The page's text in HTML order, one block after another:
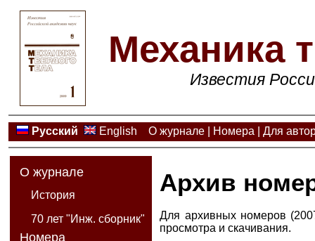
Механика
Известия
Русский English О журнале| Номера Для
О журнале
История
70 лет "Инж. сборник"
Номера
Архив
Для архивных номеров
просмотра и скачивания.